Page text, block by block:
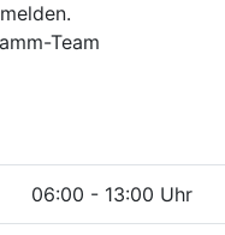
Team
06:00 - 13:00 Uhr